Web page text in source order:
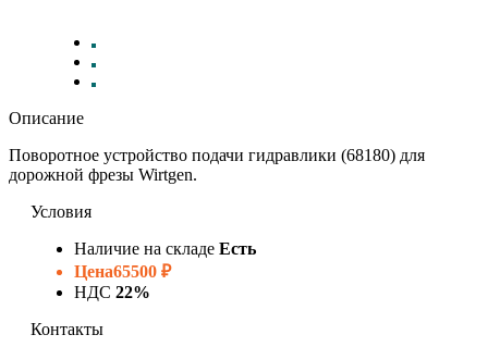
Описание
Поворотное устройство подачи гидравлики (68180) для
дорожной фрезы Wirtgen.
Условия
Наличие на складе Есть
Цена65500 ₽
НДС 22%
Контакты